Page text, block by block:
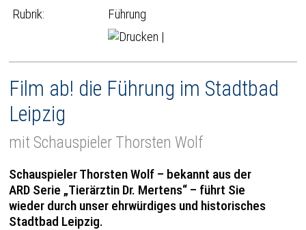
Rubrik:
Führung
|
Film ab! die Führung im Stadtbad
Leipzig
mit Schauspieler Thorsten Wolf
Schauspieler Thorsten Wolf – bekannt aus der
ARD Serie „Tierärztin Dr. Mertens“ – führt Sie
wieder durch unser ehrwürdiges und historisches
Stadtbad Leipzig.